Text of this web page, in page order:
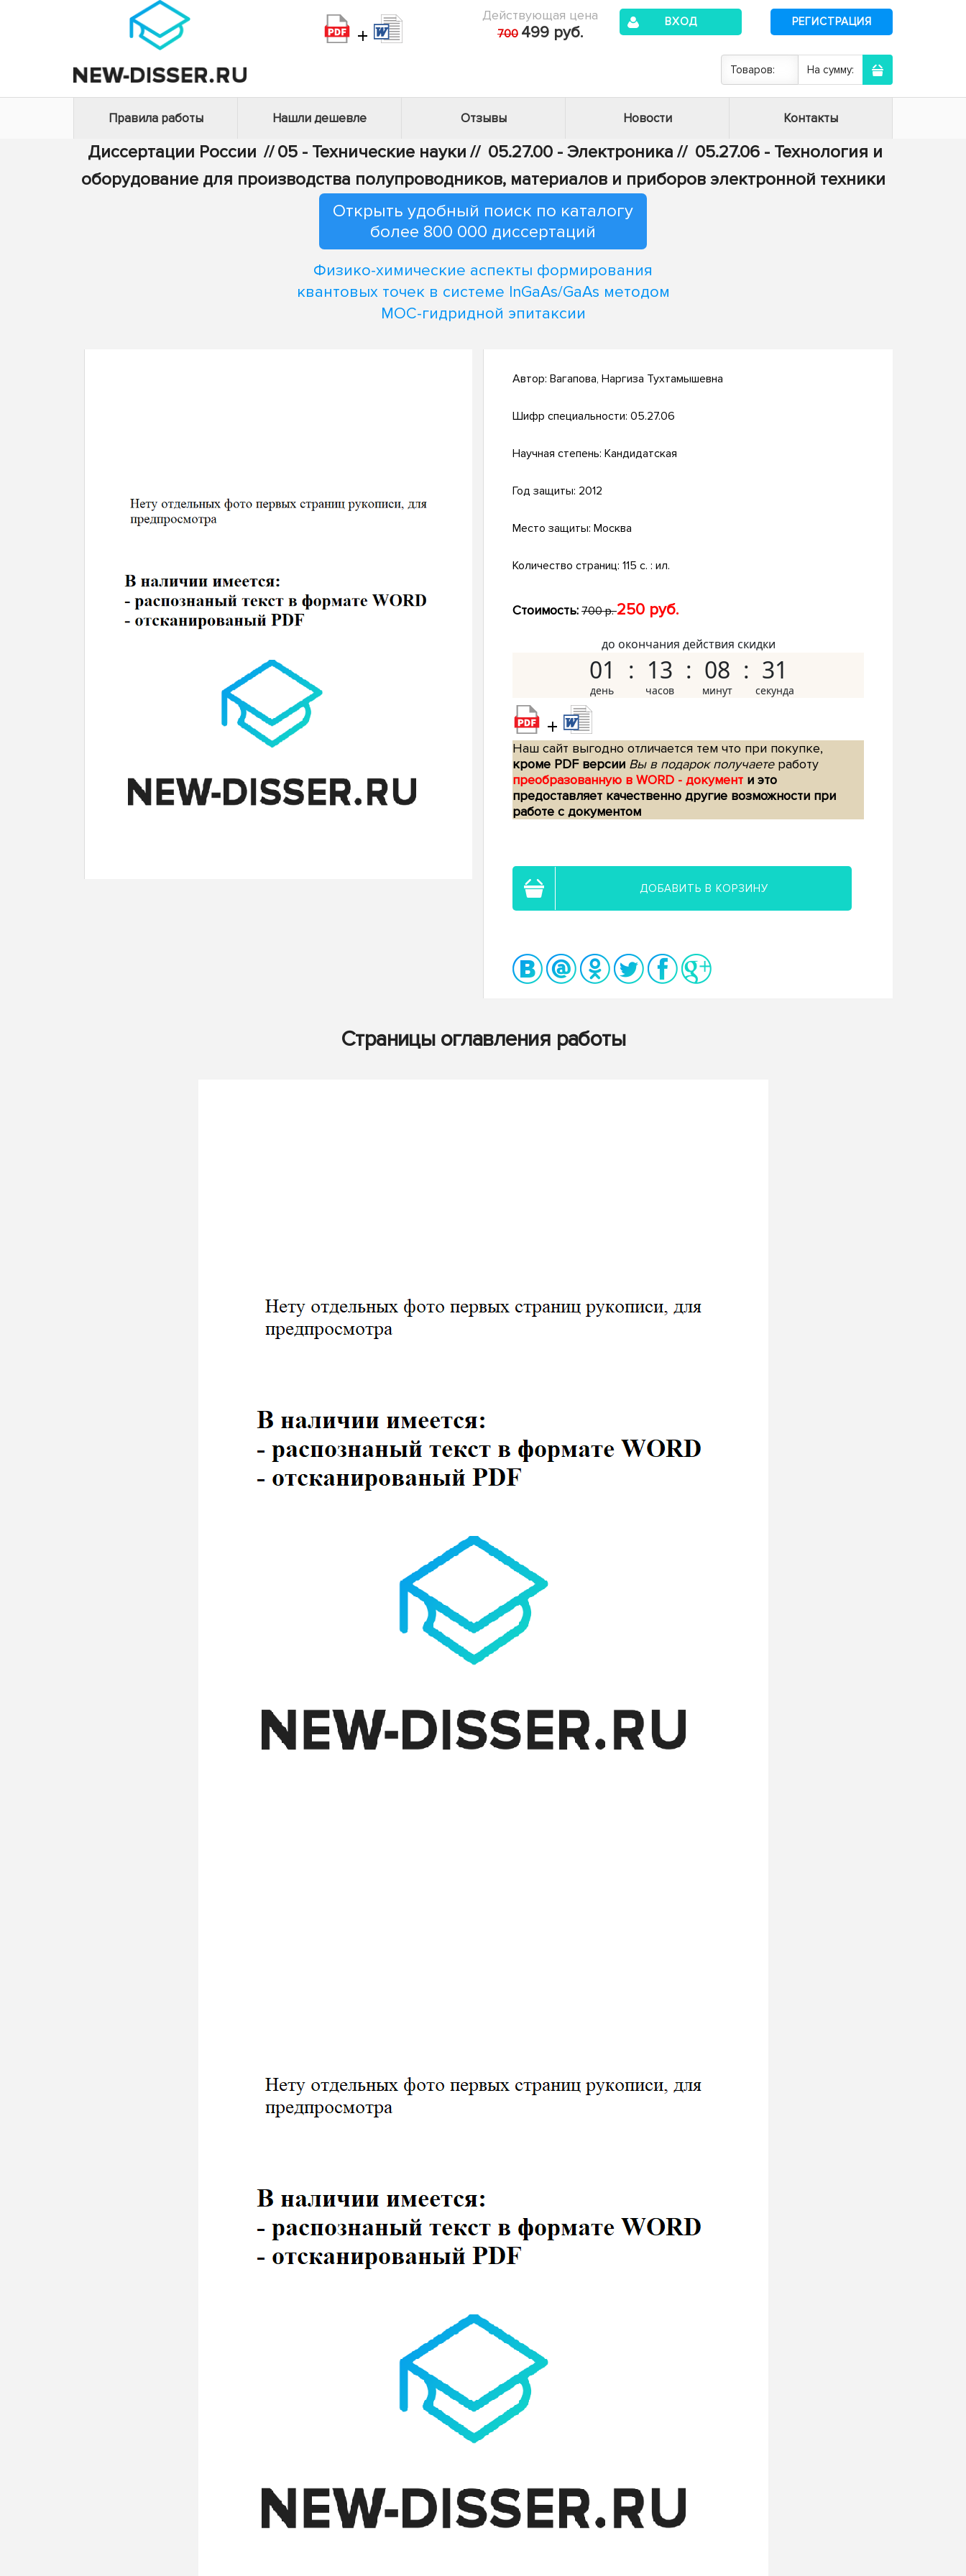
+
Действующая цена
700 499 руб.
ВХОД РЕГИСТРАЦИЯ
Товаров: На сумму:
Правила работы Нашли дешевле Отзывы Новости Контакты
Диссертации России // 05 - Технические науки // 05.27.00 - Электроника // 05.27.06 - Технология и
оборудование для производства полупроводников, материалов и приборов электронной техники
Открыть удобный поиск по каталогу
более 800 000 диссертаций
Физико-химические аспекты формирования
квантовых точек в системе InGaAs/GaAs методом
МОС-гидридной эпитаксии
Автор: Вагапова, Наргиза Тухтамышевна
Шифр специальности: 05.27.06
Научная степень: Кандидатская
Год защиты: 2012
Место защиты: Москва
Количество страниц: 115 с. : ил.
Стоимость: 700 р.250 руб.
до окончания действия скидки
01 13 08 30
+
Наш сайт выгодно отличается тем что при покупке,
кроме PDF версии Вы в подарок получаетеработу
преобразованную в WORD - документ и это
предоставляет качественно другие возможности при
работе с документом
ДОБАВИТЬ В КОРЗИНУ
Страницы оглавления работы